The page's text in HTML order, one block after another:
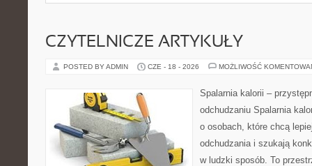
CZYTELNICZE ARTYKUŁY
POSTED BY ADMIN CZE - 18 - 2026 MOŻLIWOŚĆ
Spalarnia kalorii –
odchudzaniu Spalarnia
o osobach, które chcą
odchudzania i szukają
w ludzki sposób. To